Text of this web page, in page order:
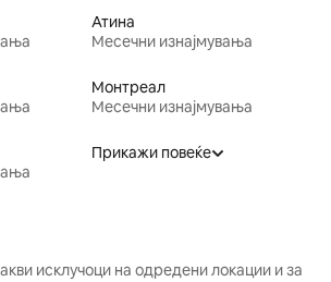
Атина
Месечни изнајмувања
Монтреал
Месечни изнајмувања
Прикажи повеќе
исклучоци на одредени локации и за